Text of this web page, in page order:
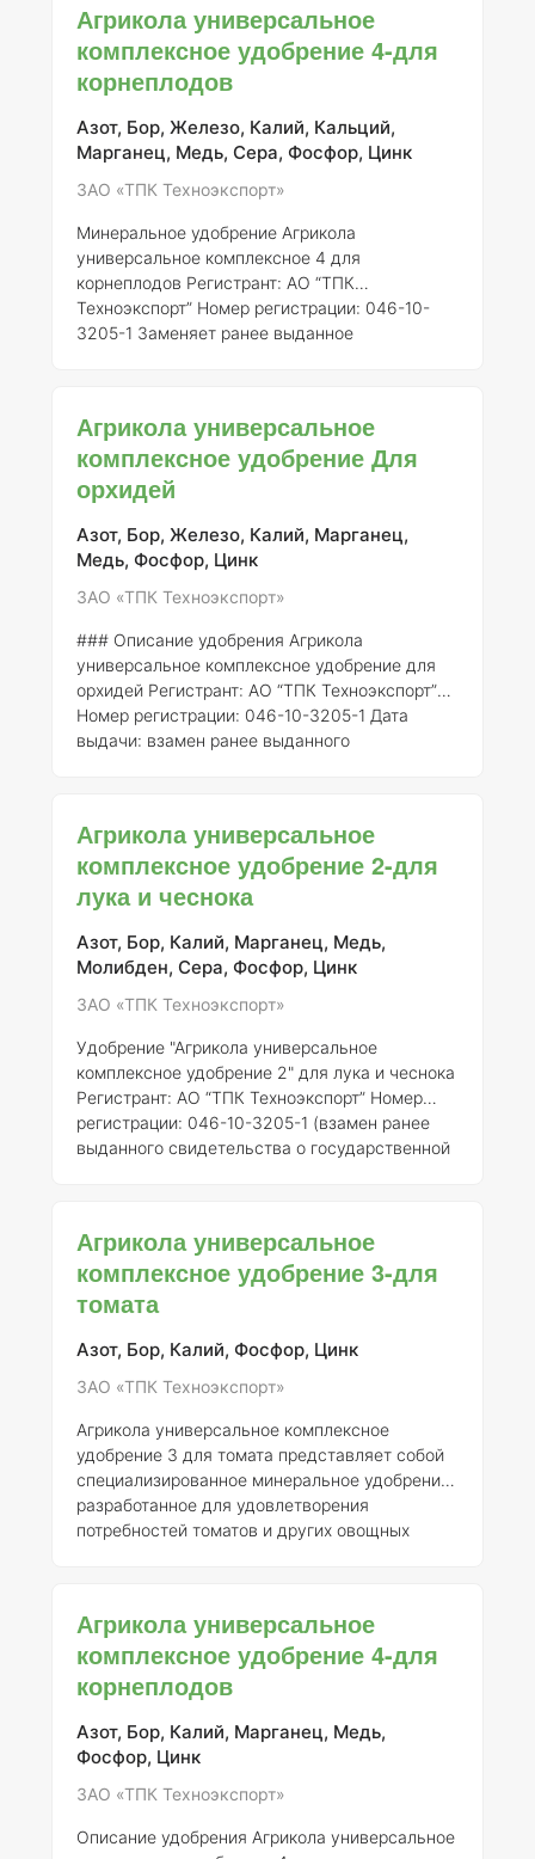
оптимизации роста и развития различных
сельскохозяйственных культур, включая
томаты. Это удобрение содержит
сбалансированный набор питательных
элементов, необходимых для полноценного
питания растений, что способствует повышен
Агрикола универсальное
комплексное удобрение 4-для
корнеплодов
Азот, Бор, Железо, Калий, Кальций,
Марганец, Медь, Сера, Фосфор, Цинк
ЗАО «ТПК Техноэкспорт»
Минеральное удобрение Агрикола
универсальное комплексное 4 для
корнеплодов Регистрант: АО “ТПК
Техноэкспорт” Номер регистрации: 046-10-
3205-1 Заменяет ранее выданное
комплексное удобрение 4 для корнеплодов
представляет собой сбалансированную
формулировку, разработанную для
удовлетворения потребностей растений в
основных макро- и микроэлементах. Это
удобрение активно используется в сельском
Агрикола универсальное
комплексное удобрение Для
орхидей
Азот, Бор, Железо, Калий, Марганец,
Медь, Фосфор, Цинк
ЗАО «ТПК Техноэкспорт»
### Описание удобрения Агрикола
универсальное комплексное удобрение для
орхидей Регистрант: АО “ТПК Техноэкспорт”
Номер регистрации: 046-10-3205-1 Дата
выдачи: взамен ранее выданного
комплексное удобрение для орхидей
представляет собой сбалансированный
препарат, предназначенный для обеспечения
полноценного питания орхидей и других
декоративных растений. Удобрение
разработано с учетом специфических
Агрикола универсальное
комплексное удобрение 2-для
лука и чеснока
Азот, Бор, Калий, Марганец, Медь,
Молибден, Сера, Фосфор, Цинк
ЗАО «ТПК Техноэкспорт»
Удобрение "Агрикола универсальное
комплексное удобрение 2" для лука и чеснока
Регистрант: АО “ТПК Техноэкспорт” Номер
регистрации: 046-10-3205-1 (взамен ранее
выданного свидетельства о государственной
собой сбалансированный состав минеральных
питательных веществ, специально
разработанный для удовлетворения
Удобрение характеризуется высокой
усвоения
Агрикола универсальное
комплексное удобрение 3-для
томата
Азот, Бор, Калий, Фосфор, Цинк
ЗАО «ТПК Техноэкспорт»
Агрикола универсальное комплексное
удобрение 3 для томата представляет собой
специализированное минеральное удобрение,
разработанное для удовлетворения
потребностей томатов и других овощных
о государственной регистрации от 21.07.2015
№ 718. ### Описание Агрикола 3 - это
комплексное удобрение, содержащее
оптимальный баланс основных макро- и
микроэлементов, необходимых для роста и
развития растений. Удобрение разработано с
Агрикола универсальное
комплексное удобрение 4-для
корнеплодов
Азот, Бор, Калий, Марганец, Медь,
Фосфор, Цинк
ЗАО «ТПК Техноэкспорт»
Описание удобрения Агрикола универсальное